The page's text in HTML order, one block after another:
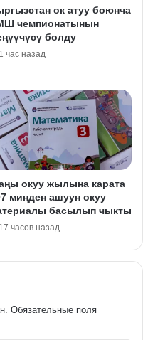
ок атуу боюнча
чемпионатынын
болду
1 час назад
окуу жылына карата
миңден ашуун окуу
басылып чыкты
17 часов назад
Обязательные поля